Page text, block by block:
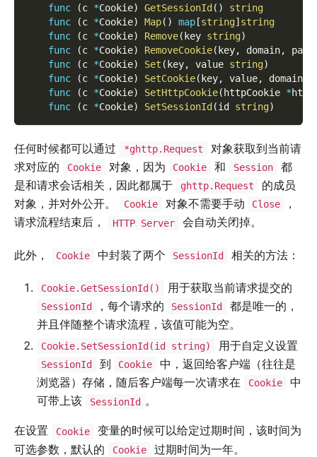
func
(c *Cookie) GetSessionId ( )
string
func
(c *Cookie) Map( ) map [string] string
func
(c *Cookie) Remove( key string)
func
(c *Cookie) RemoveCookie( key, domain,
func
(c *Cookie) Set ( key, value string)
func
(c *Cookie) SetCookie( key, value, domain
func
(c *Cookie) SetHttpCookie( httpCookie *http
func
(c *Cookie) SetSessionId (id string)
任何时候都可以通过 *ghttp.Request
对象获取到当前请
求对应的
Cookie 对象，因为 Cookie 和 Session
都
是和请求会话相关，因此都属于
ghttp.Request
的成员
对象，并对外公开。
Cookie 对象不需要手动 Close
，
请求流程结束后，
HTTP Server 会自动关闭掉。
此外， Cookie 中封装了两个 SessionId 相关的方法：
Cookie.GetSessionId() 用于获取当前请求提交的
SessionId ，每个请求的 SessionId
都是唯一的，
并且伴随整个请求流程，该值可能为空。
Cookie.SetSessionId(id string) 用于自定义设置
SessionId 到 Cookie
中，返回给客户端（往往是
浏览器）存储，随后客户端每一次请求在
Cookie
中
可带上该
SessionId 。
在设置 Cookie
变量的时候可以给定过期时间，该时间为
可选参数，默认的
Cookie 过期时间为一年。